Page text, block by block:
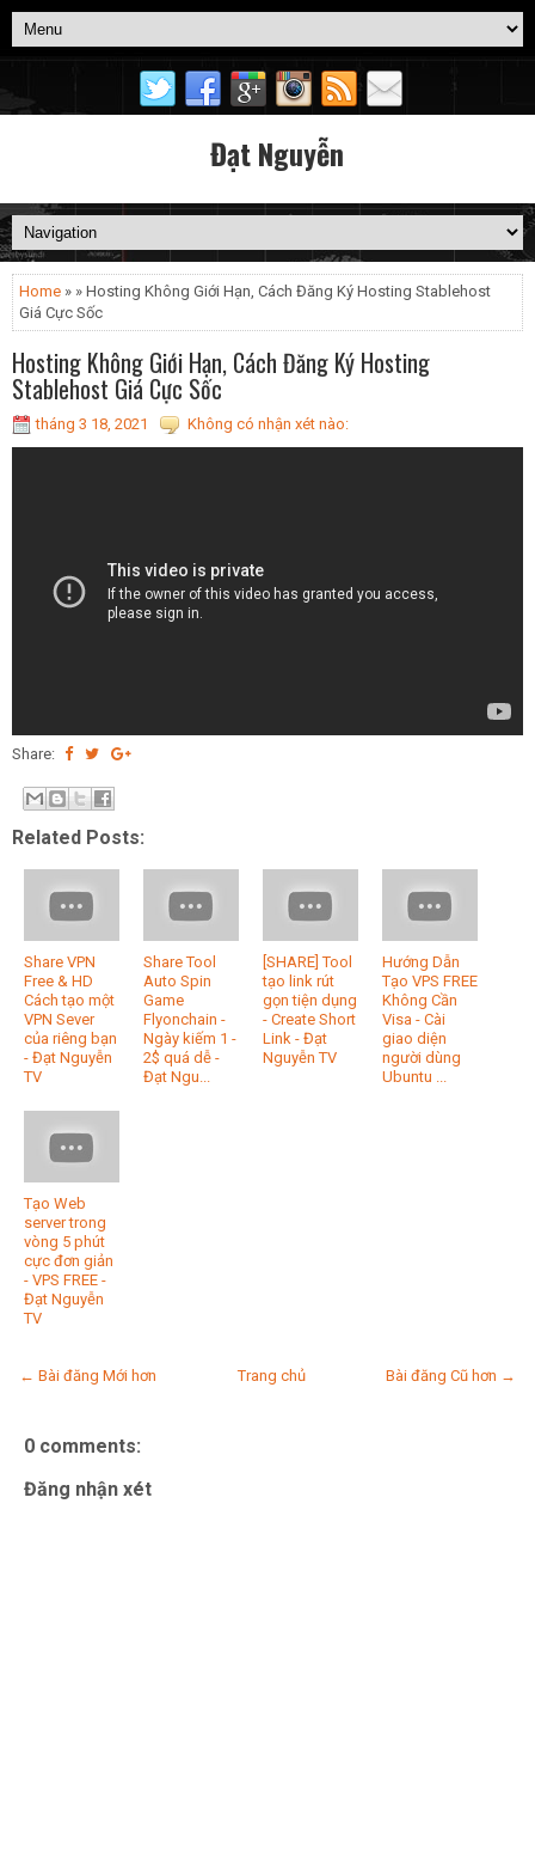
Đạt Nguyễn
Home » » Hosting Không Giới Hạn, Cách Đăng Ký Hosting Stablehost
Giá Cực Sốc
Hosting Không Giới Hạn, Cách Đăng Ký Hosting
Stablehost Giá Cực Sốc
tháng 3 18, 2021 Không có nhận xét nào:
Share:
Related Posts:
Share VPN
Free & HD
Cách tạo một
VPN Sever
của riêng bạn
- Đạt Nguyễn
TV
Share Tool
Auto Spin
Game
Flyonchain -
Ngày kiếm 1 -
2$ quá dễ -
Đạt Ngu...
[SHARE] Tool
tạo link rút
gọn tiện dụng
- Create Short
Link - Đạt
Nguyễn TV
Hướng Dẫn
Tạo VPS FREE
Không Cần
Visa - Cài
giao diện
người dùng
Ubuntu ...
Tạo Web
server trong
vòng 5 phút
cực đơn giản
- VPS FREE -
Đạt Nguyễn
TV
← Bài đăng Mới hơn Bài đăng Cũ hơn →
Trang chủ
0 comments:
Đăng nhận xét